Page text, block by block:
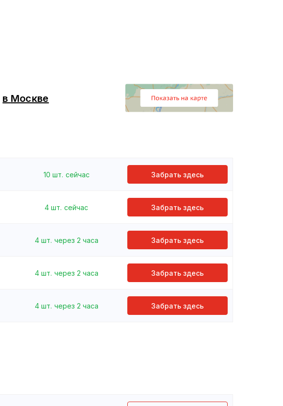
в Москве
10 шт. сейчас Забрать здесь
4 шт. сейчас Забрать здесь
4шт. через 2 часа Забрать здесь
4шт. через 2 часа Забрать здесь
4шт. через 2 часа Забрать здесь